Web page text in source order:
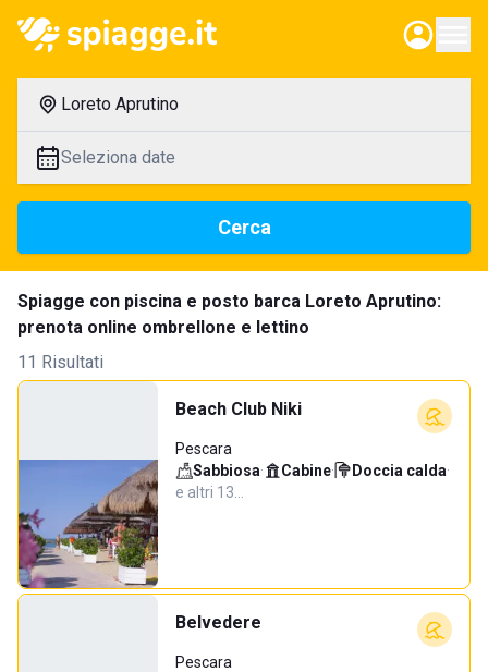
Loreto Aprutino
Seleziona date
Cerca
Spiagge con piscina e posto barca Loreto Aprutino:
prenota online ombrellone e lettino
11 Risultati
Beach Club Niki
Pescara
Sabbiosa· Cabine· Doccia calda·
e altri 13…
Belvedere
Pescara